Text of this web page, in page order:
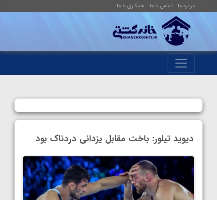
درباره ما تماس با ما همکاری با ما
دیوید تیلور: باخت مقابل یزدانی دردناک‌ بود